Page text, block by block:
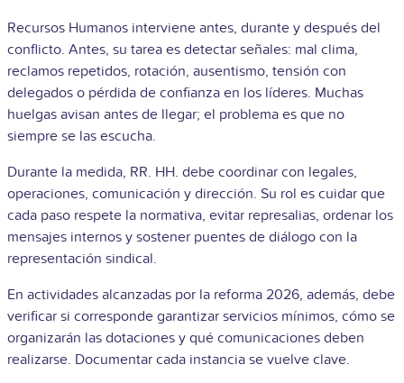
Recursos Humanos interviene antes, durante y después del
conflicto. Antes, su tarea es detectar señales: mal clima,
reclamos repetidos, rotación, ausentismo, tensión con
delegados o pérdida de confianza en los líderes. Muchas
huelgas avisan antes de llegar; el problema es que no
siempre se las escucha.
Durante la medida, RR. HH. debe coordinar con legales,
operaciones, comunicación y dirección. Su rol es cuidar que
cada paso respete la normativa, evitar represalias, ordenar los
mensajes internos y sostener puentes de diálogo con la
representación sindical.
En actividades alcanzadas por la reforma 2026, además, debe
verificar si corresponde garantizar servicios mínimos, cómo se
organizarán las dotaciones y qué comunicaciones deben
realizarse. Documentar cada instancia se vuelve clave.